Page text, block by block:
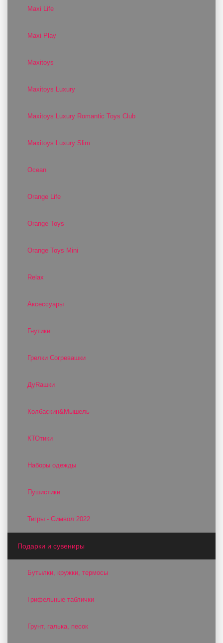
Maxi Life
Maxi Play
Maxitoys
Maxitoys Luxury
Maxitoys Luxury Romantic Toys Club
Maxitoys Luxury Slim
Ocean
Orange Life
Orange Toys
Orange Toys Mini
Relax
Аксессуары
Гнутики
Грелки Согревашки
ДуRашки
Колбаскин&Мышель
КТОтики
Наборы одежды
Пушистики
Тигры - Символ 2022
Подарки и сувениры
Бутылки, кружки, термосы
Грифельные таблички
Грунт, галька, песок